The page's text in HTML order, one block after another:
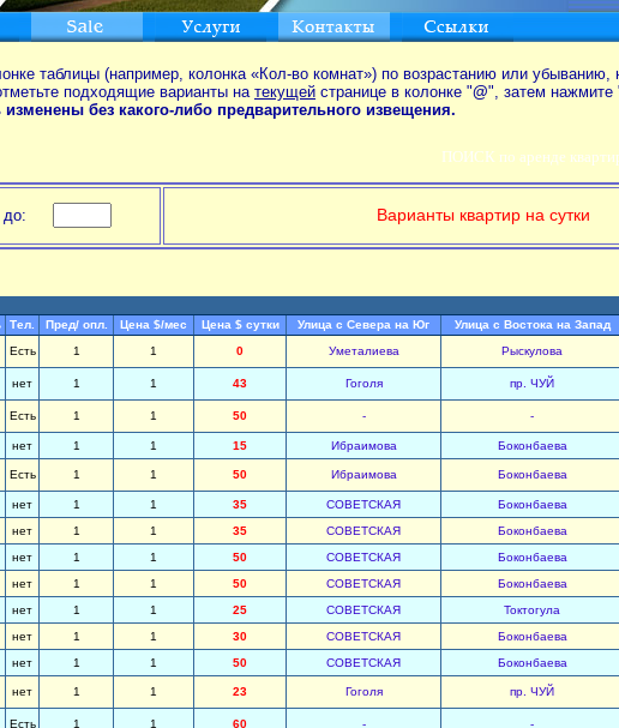
таблицы (например, колонка «Кол-во комнат») по возрастанию или убыванию,
подходящие варианты на текущей странице в колонке "@", затем нажмите
без какого-либо предварительного извещения.
ПОИСК по аренде
до: Варианты квартир на сутки
Тел. Пред/ опл. Цена $/мес Цена $ сутки Улица с Севера на Юг Улица с Востока на Запад
Есть 1 1 0 Уметалиева Рыскулова
нет 1 1 43 Гоголя пр. ЧУЙ
Есть 1 1 50 - -
нет 1 1 15 Ибраимова Боконбаева
Есть 1 1 50 Ибраимова Боконбаева
нет 1 1 35 СОВЕТСКАЯ Боконбаева
нет 1 1 35 СОВЕТСКАЯ Боконбаева
нет 1 1 50 СОВЕТСКАЯ Боконбаева
нет 1 1 50 СОВЕТСКАЯ Боконбаева
нет 1 1 25 СОВЕТСКАЯ Токтогула
нет 1 1 30 СОВЕТСКАЯ Боконбаева
нет 1 1 50 СОВЕТСКАЯ Боконбаева
нет 1 1 23 Гоголя пр. ЧУЙ
Есть 1 1 60 - -